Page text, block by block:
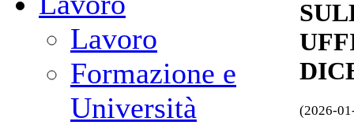
Lavoro
Formazione e
Università
(2026-